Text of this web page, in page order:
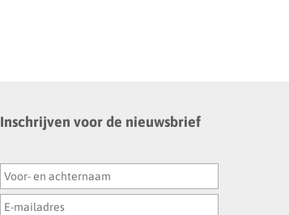
Inschrijven voor de nieuwsbrief